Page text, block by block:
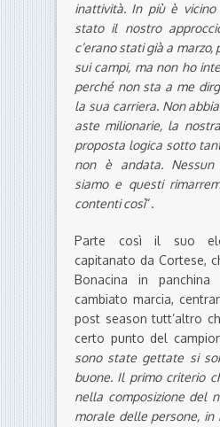
inattività. In più è
stato il nostro
c’erano stati già a
sui campi, ma non ho
perché non sta a me
la sua carriera. Non
aste milionarie, la
proposta logica sotto
non è andata. Nessun
siamo e questi
contenti così“.
Parte così il suo
capitanato da Cortese,
Bonacina in panchina
cambiato marcia,
post season tutt’altro
certo punto del
sono state gettate si
buone. Il primo criterio
nella composizione del
morale delle persone, in